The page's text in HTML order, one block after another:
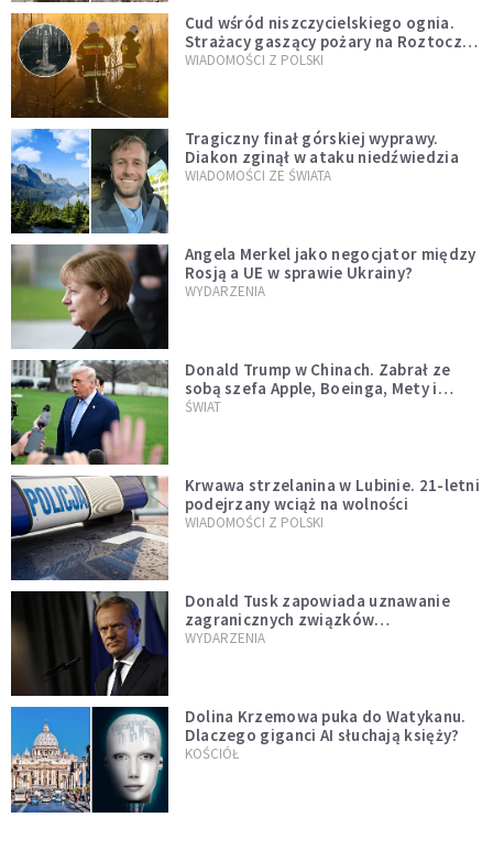
Cud wśród niszczycielskiego ognia.
Strażacy gaszący pożary na Roztoczu
opublikowali niezwykłe zdjęcie
WIADOMOŚCI Z POLSKI
Tragiczny finał górskiej wyprawy.
Diakon zginął w ataku niedźwiedzia
WIADOMOŚCI ZE ŚWIATA
Angela Merkel jako negocjator między
Rosją a UE w sprawie Ukrainy?
WYDARZENIA
Donald Trump w Chinach. Zabrał ze
sobą szefa Apple, Boeinga, Mety i
Muska
ŚWIAT
Krwawa strzelanina w Lubinie. 21-letni
podejrzany wciąż na wolności
WIADOMOŚCI Z POLSKI
Donald Tusk zapowiada uznawanie
zagranicznych związków
jednopłciowych. "Państwo oblało ten
WYDARZENIA
Dolina Krzemowa puka do Watykanu.
Dlaczego giganci AI słuchają księży?
KOŚCIÓŁ